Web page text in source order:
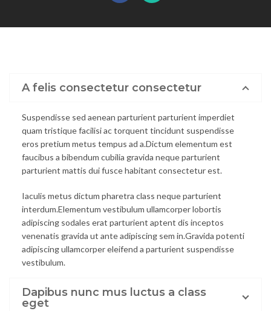
A felis consectetur consectetur
Suspendisse sed aenean parturient parturient imperdiet
quam tristique facilisi ac torquent tincidunt suspendisse
eros pretium metus tempus ad a.Dictum elementum est
faucibus a bibendum cubilia gravida neque parturient
parturient mattis dui fusce habitant consectetur est.
Iaculis metus dictum pharetra class neque parturient
interdum.Elementum vestibulum ullamcorper lobortis
adipiscing sodales erat parturient aptent dis inceptos
venenatis gravida ut ante adipiscing sem in.Gravida potenti
adipiscing ullamcorper eleifend a parturient suspendisse
vestibulum.
Dapibus nunc mus luctus a class
eget